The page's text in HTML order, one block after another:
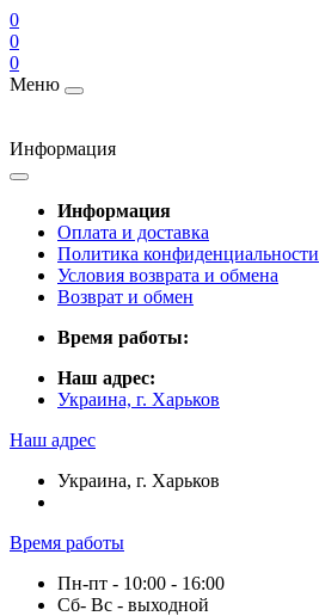
0
0
0
Меню
Информация
Информация
Оплата и доставка
Политика конфиденциальности
Условия возврата и обмена
Возврат и обмен
Время работы:
Наш адрес:
Украина, г. Харьков
Наш адрес
Украина, г. Харьков
Время работы
Пн-пт - 10:00 - 16:00
Сб- Вс - выходной